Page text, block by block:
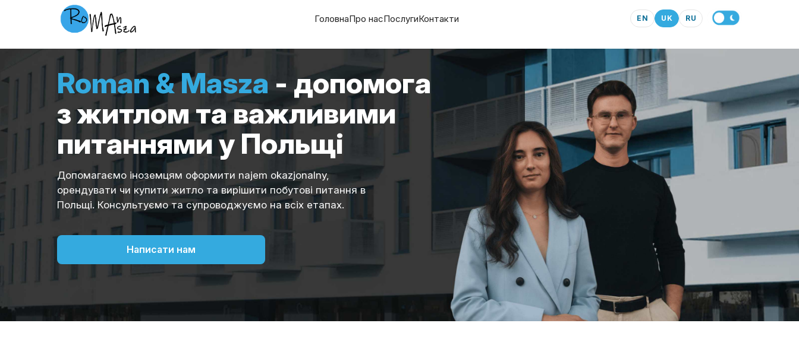
ГоловнаПро насПослугиКонтакти EN UK RU
Roman & Masza - допомога
з житлом та важливими
питаннями у Польщі
Допомагаємо іноземцям оформити najem okazjonalny,
орендувати чи купити житло та вирішити побутові питання в
Польщі. Консультуємо та супроводжуємо на всіх етапах.
Написати нам